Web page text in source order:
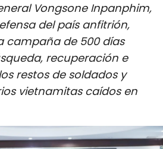
- ENTRETENIMIENTO
DE AMISTAD
Vongsone Inpanphim,
del país anfitrión,
campaña de 500 días
recuperación e
restos de soldados y
vietnamitas caídos en